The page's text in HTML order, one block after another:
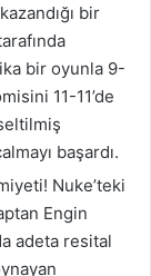
bir
bir oyunla 9-
11-11’de
başardı.
Nuke’teki
Engin
adeta resital